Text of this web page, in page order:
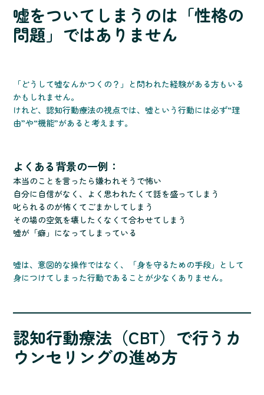
嘘をついてしまうのは「性格の
問題」ではありません
「どうして嘘なんかつくの？」と問われた経験がある方もいる
かもしれません。
けれど、認知行動療法の視点では、嘘という行動には必ず“理
由”や“機能”があると考えます。
よくある背景の一例：
本当のことを言ったら嫌われそうで怖い
自分に自信がなく、よく思われたくて話を盛ってしまう
叱られるのが怖くてごまかしてしまう
その場の空気を壊したくなくて合わせてしまう
嘘が「癖」になってしまっている
嘘は、意図的な操作ではなく、「身を守るための手段」として
身につけてしまった行動であることが少なくありません。
認知行動療法（CBT）で行うカ
ウンセリングの進め方